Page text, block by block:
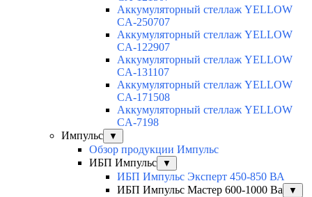
Аккумуляторный стеллаж YELLOW
CA-250707
Аккумуляторный стеллаж YELLOW
CA-122907
Аккумуляторный стеллаж YELLOW
CA-131107
Аккумуляторный стеллаж YELLOW
CA-171508
Аккумуляторный стеллаж YELLOW
CA-7198
Импульс
▼
Обзор продукции Импульс
ИБП Импульс
▼
ИБП Импульс Эксперт 450-850 ВА
ИБП Импульс Мастер 600-1000 Ва
▼